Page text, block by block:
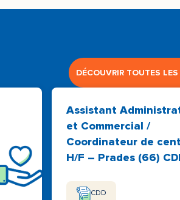
DÉCOUVRIR TOUTES LES
Assistant
et Commercial /
Coordinateur de
H/F – Prades (66)
CDD